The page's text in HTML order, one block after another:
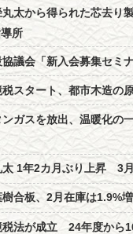
丸太から得られた芯去り
所
協議会「新入会募集セミ
スタート、都市木造の
ガスを放出、温暖化の
太 1年2カ月ぶり上昇 3
樹合板、2月在庫は1.9%
税法が成立 24年度から